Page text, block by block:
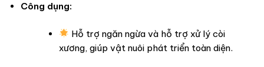
Công dụng:
Hỗ trợ ngăn ngừa và hỗ trợ xử lý còi
xương, giúp vật nuôi phát triển toàn diện.